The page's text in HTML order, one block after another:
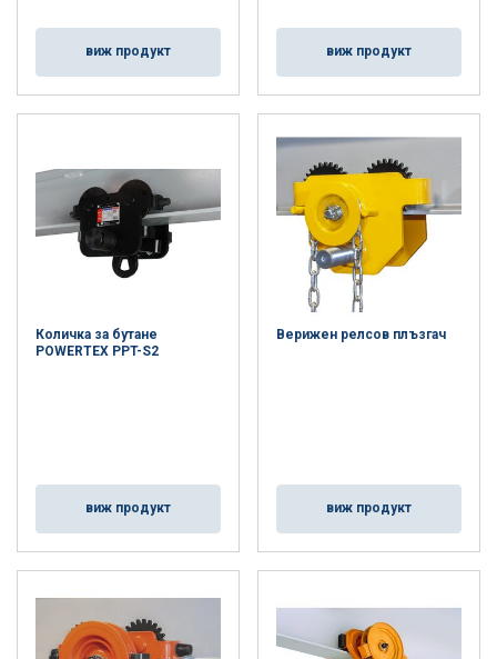
виж продукт виж продукт
Количка за бутане
POWERTEX PPT-S2
виж продукт
Верижен релсов плъзгач
виж продукт